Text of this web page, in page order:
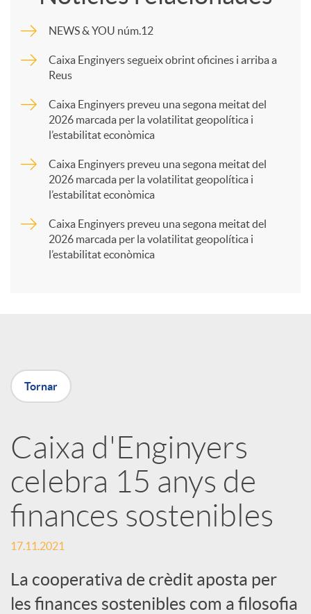
p
a
X
r
x
e
s
NEWS & YOU núm.12
Caixa Enginyers segueix obrint oficines i arriba a
Reus
Caixa Enginyers preveu una segona meitat del
2026 marcada per la volatilitat geopolítica i
l’estabilitat econòmica
Caixa Enginyers preveu una segona meitat del
2026 marcada per la volatilitat geopolítica i
l’estabilitat econòmica
Caixa Enginyers preveu una segona meitat del
2026 marcada per la volatilitat geopolítica i
l’estabilitat econòmica
Tornar
Caixa d'Enginyers
celebra 15 anys de
finances sostenibles
17.11.2021
La cooperativa de crèdit aposta per
les finances sostenibles com a filosofia